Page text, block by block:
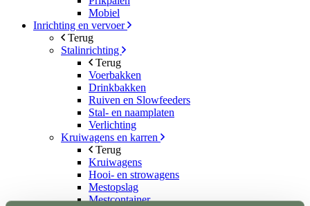
Mobiel
Inrichting en vervoer
Terug
Stalinrichting
Terug
Voerbakken
Drinkbakken
Ruiven en Slowfeeders
Stal- en naamplaten
Verlichting
Kruiwagens en karren
Terug
Kruiwagens
Hooi- en strowagens
Mestopslag
Mestcontainer